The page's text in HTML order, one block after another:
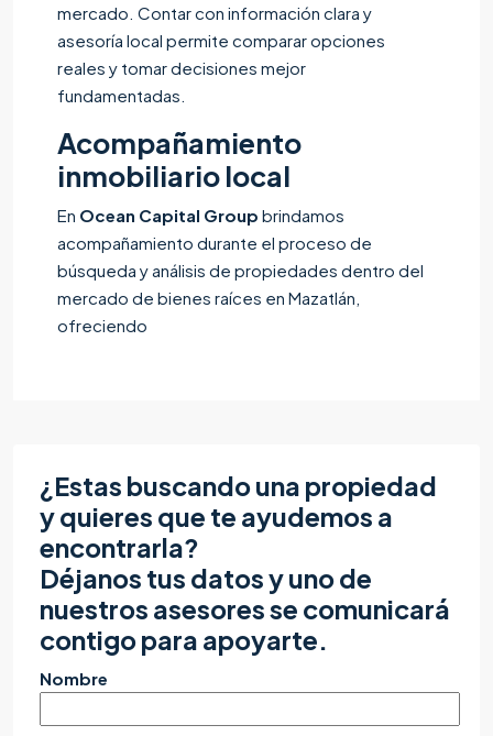
mercado. Contar con información clara y
asesoría local permite comparar opciones
reales y tomar decisiones mejor
fundamentadas.
Acompañamiento
inmobiliario local
En Ocean Capital Group brindamos
acompañamiento durante el proceso de
búsqueda y análisis de propiedades dentro del
mercado de bienes raíces en Mazatlán,
ofreciendo
¿Estas buscando una propiedad
y quieres que te ayudemos a
encontrarla?
Déjanos tus datos y uno de
nuestros asesores se comunicará
contigo para apoyarte.
Nombre